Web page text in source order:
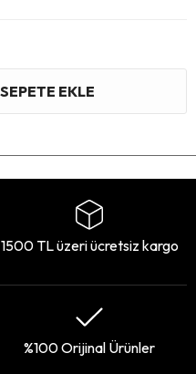
1500 TL üzeri ücretsiz kargo
%100 Orijinal Ürünler